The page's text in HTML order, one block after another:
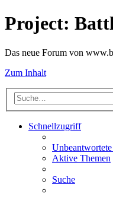
Project:
Das neue Forum von
Zum Inhalt
Schnellzugriff
Aktive Themen
Suche